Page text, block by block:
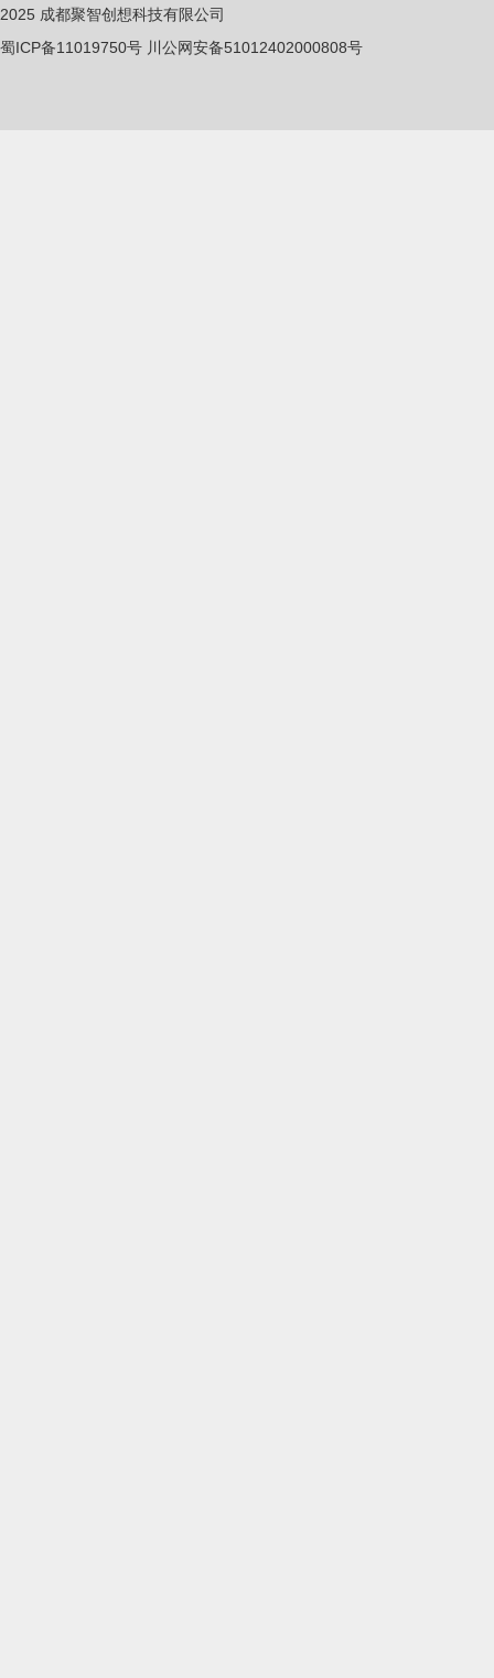
2025 成都聚智创想科技有限公司
蜀ICP备11019750号 川公网安备51012402000808号